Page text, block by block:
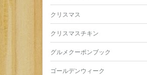
クリスマス
クリスマスチキン
グルメクーポンブック
ゴールデンウィーク